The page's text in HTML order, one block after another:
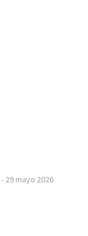
- 29 mayo 2026